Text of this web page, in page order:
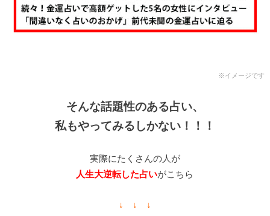
※イメージです
そんな話題性のある占い、
私もやってみるしかない！！！
実際にたくさんの人が
人生大逆転した占いがこちら
↓ ↓ ↓